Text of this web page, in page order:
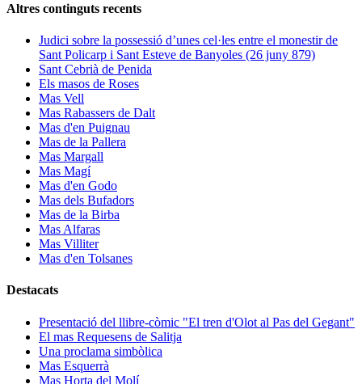
Altres continguts recents
Judici sobre la possessió d’unes cel·les entre el monestir de
Sant Policarp i Sant Esteve de Banyoles (26 juny 879)
Sant Cebrià de Penida
Els masos de Roses
Mas Vell
Mas Rabassers de Dalt
Mas d'en Puignau
Mas de la Pallera
Mas Margall
Mas Magí
Mas d'en Godo
Mas dels Bufadors
Mas de la Birba
Mas Alfaras
Mas Villiter
Mas d'en Tolsanes
Destacats
Presentació del llibre-còmic "El tren d'Olot al Pas del Gegant"
El mas Requesens de Salitja
Una proclama simbòlica
Mas Esquerrà
Mas Horta del Molí